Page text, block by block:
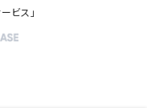
ビス」